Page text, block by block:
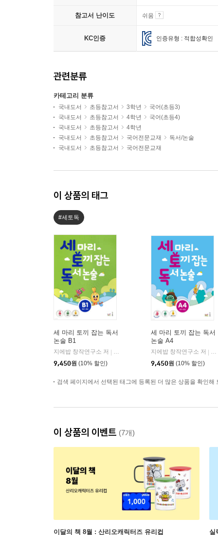
참고서 난이도 쉬움
KC인증 인증유형 : 적합성확인
관련분류
카테고리 분류
국내도서 초등참고서 3학년
국어(초등3)
국내도서
초등참고서 4학년
국어(초등4)
국내도서
초등참고서
4학년
국내도서
초등참고서 국어전문교재
독서/논술
국내도서
초등참고서 국어전문교재
이 상품의 태그
#세토독
세 마리 토끼 잡는 독서
논술 B1
지에밥 창작연구소 저
NE능률
9,450원 (10% 할인)
세 마리 토끼 잡는 독서
논술 A4
지에밥 창작연구소 저
9,450원 (10% 할인)
검색 페이지에서 선택된 태그에 등록된 더 많은 상품을 확인해
이 상품의 이벤트 (7개)
이달의 책 8월 : 산리오캐릭터즈 유리컵 실